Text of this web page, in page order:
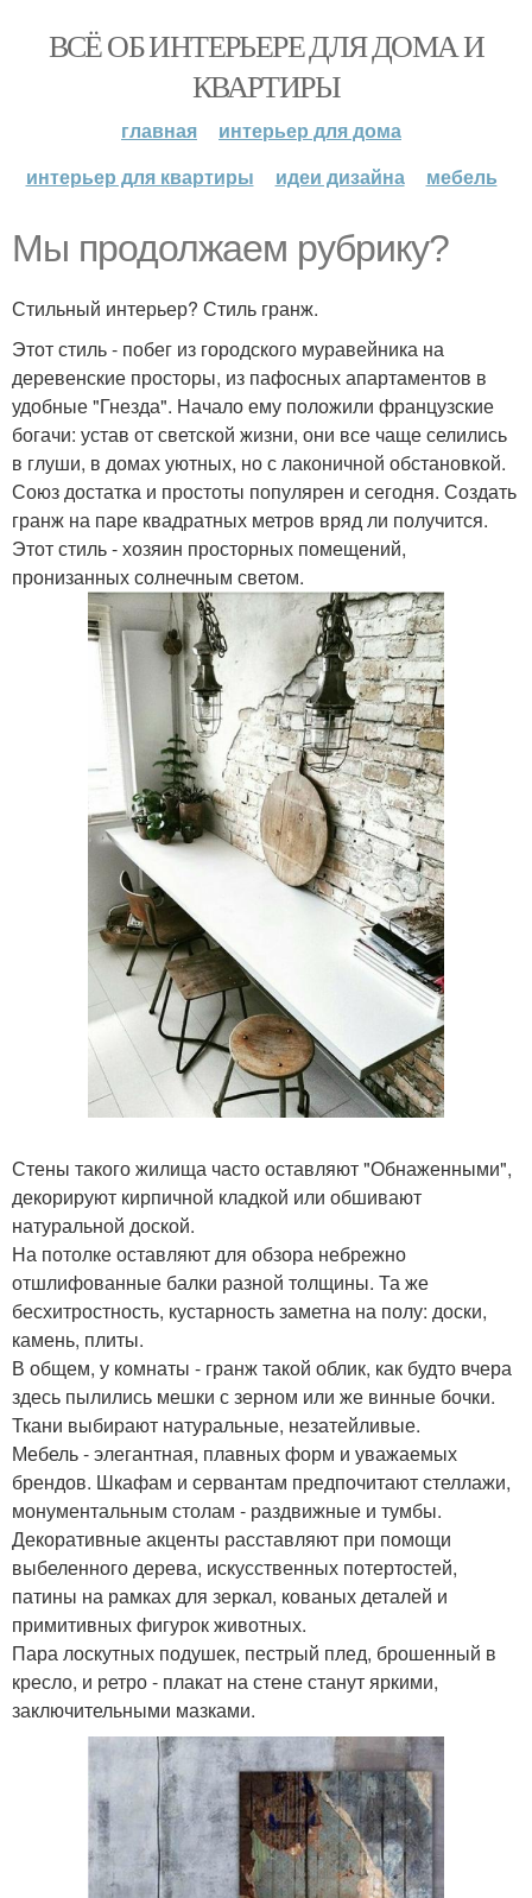
ВСЁ ОБ ИНТЕРЬЕРЕ ДЛЯ ДОМА И
КВАРТИРЫ
главная
интерьер для дома
интерьер для квартиры
идеи дизайна мебель
Мы продолжаем рубрику?
Стильный интерьер? Стиль гранж.
Этот стиль - побег из городского муравейника на
деревенские просторы, из пафосных апартаментов в
удобные "Гнезда". Начало ему положили французские
богачи: устав от светской жизни, они все чаще селились
в глуши, в домах уютных, но с лаконичной обстановкой.
Союз достатка и простоты популярен и сегодня. Создать
гранж на паре квадратных метров вряд ли получится.
Этот стиль - хозяин просторных помещений,
пронизанных солнечным светом.
Стены такого жилища часто оставляют "Обнаженными",
декорируют кирпичной кладкой или обшивают
натуральной доской.
На потолке оставляют для обзора небрежно
отшлифованные балки разной толщины. Та же
бесхитростность, кустарность заметна на полу: доски,
камень, плиты.
В общем, у комнаты - гранж такой облик, как будто вчера
здесь пылились мешки с зерном или же винные бочки.
Ткани выбирают натуральные, незатейливые.
Мебель - элегантная, плавных форм и уважаемых
брендов. Шкафам и сервантам предпочитают стеллажи,
монументальным столам - раздвижные и тумбы.
Декоративные акценты расставляют при помощи
выбеленного дерева, искусственных потертостей,
патины на рамках для зеркал, кованых деталей и
примитивных фигурок животных.
Пара лоскутных подушек, пестрый плед, брошенный в
кресло, и ретро - плакат на стене станут яркими,
заключительными мазками.